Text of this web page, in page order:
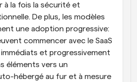
à la fois la sécurité et
De plus, les modèles
une adoption progressive:
commencer avec le SaaS
et progressivement
éléments vers un
hébergé au fur et à mesure